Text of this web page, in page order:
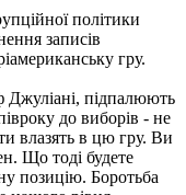
політики
записів
гру.
Джуліані, підпалюють
до виборів - не
влазять в цю гру. Ви
Що тоді будете
позицію. Боротьба